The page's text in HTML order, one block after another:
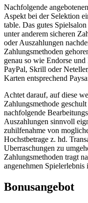
Nachfolgende
Aspekt bei der Selektion
table. Das gutes
unter anderem sicheren
oder Auszahlungen
Zahlungsmethoden
genau so wie Endorse
PayPal, Skrill oder
Karten entsprechend
Achtet darauf, auf diese
Zahlungsmethode
nachfolgende
Auszahlungen sinnvoll
zuhilfenahme von
Hochstbetrage z. hd.
Uberraschungen zu
Zahlungsmethoden tragt
angenehmen Spielerlebnis
Bonusangebot